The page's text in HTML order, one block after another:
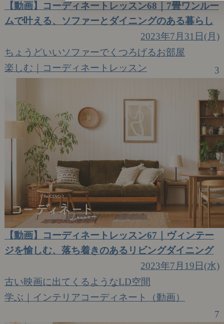
【動画】コーディネートレッスン68｜7畳ワンルー
ムで叶える、ソファーとダイニングのある暮らし
2023年7月31日(月)
ちょうどいいソファーでくつろげるお部屋
楽しむ｜コーディネートレッスン
3
【動画】コーディネートレッスン67｜ヴィンテー
ジを愉しむ、落ち着きのあるリビングダイニング
2023年7月19日(水)
古い映画に出てくるようなLD空間
学ぶ｜インテリアコーディネート（動画）
7